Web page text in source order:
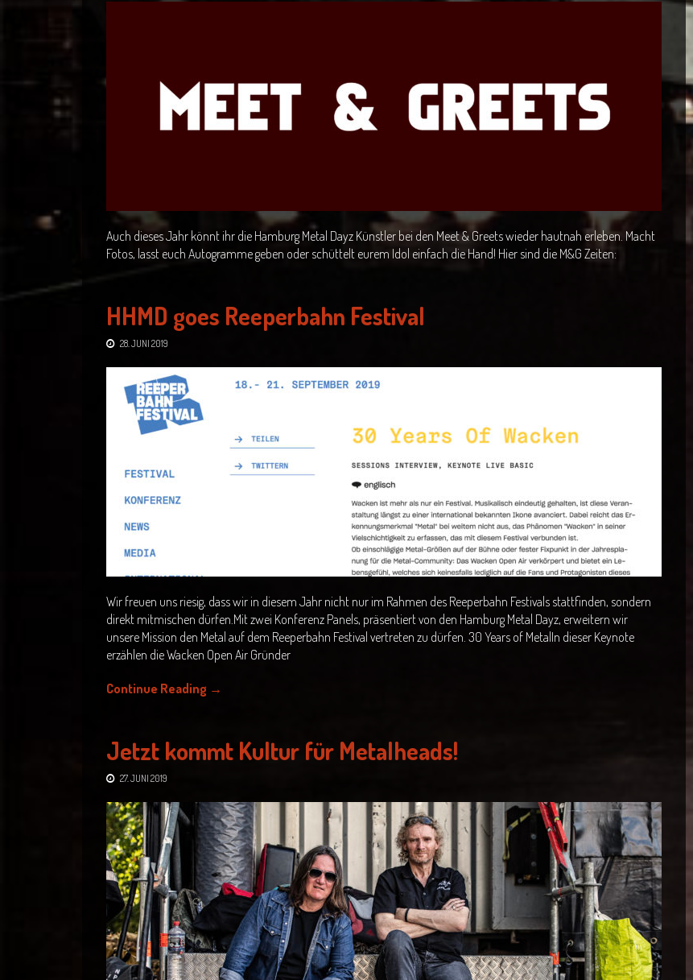
Auch dieses Jahr könnt ihr die Hamburg Metal Dayz Künstler bei den Meet & Greets wieder hautnah erleben. Macht
Fotos, lasst euch Autogramme geben oder schüttelt eurem Idol einfach die Hand! Hier sind die M&G Zeiten:
HHMD goes Reeperbahn Festival
28. JUNI 2019
Wir freuen uns riesig, dass wir in diesem Jahr nicht nur im Rahmen des Reeperbahn Festivals stattfinden, sondern
direkt mitmischen dürfen.Mit zwei Konferenz Panels, präsentiert von den Hamburg Metal Dayz, erweitern wir
unsere Mission den Metal auf dem Reeperbahn Festival vertreten zu dürfen. 30 Years of MetalIn dieser Keynote
erzählen die Wacken Open Air Gründer
Continue Reading →
Jetzt kommt Kultur für Metalheads!
27. JUNI 2019